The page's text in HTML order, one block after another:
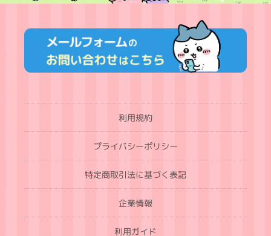
利用規約
プライバシーポリシー
特定商取引法に基づく表記
企業情報
利用ガイド